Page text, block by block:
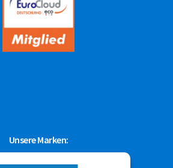
Unsere Marken: